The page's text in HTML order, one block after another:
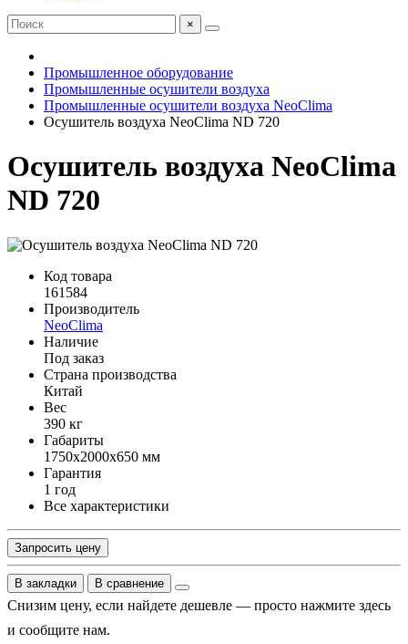
×
Промышленное оборудование
Промышленные осушители воздуха
Промышленные осушители воздуха NeoClima
Осушитель воздуха NeoClima ND 720
Осушитель воздуха NeoClima
ND 720
Код товара
161584
Производитель
NeoClima
Наличие
Под заказ
Страна производства
Китай
Вес
390 кг
Габариты
1750x2000x650 мм
Гарантия
1 год
Все характеристики
Запросить цену
В закладки В сравнение
Снизим цену, если найдете дешевле — просто нажмите здесь
и сообщите нам.